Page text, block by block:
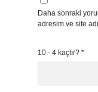
Daha sonraki
adresim ve site
10 - 4 kaçtır? *